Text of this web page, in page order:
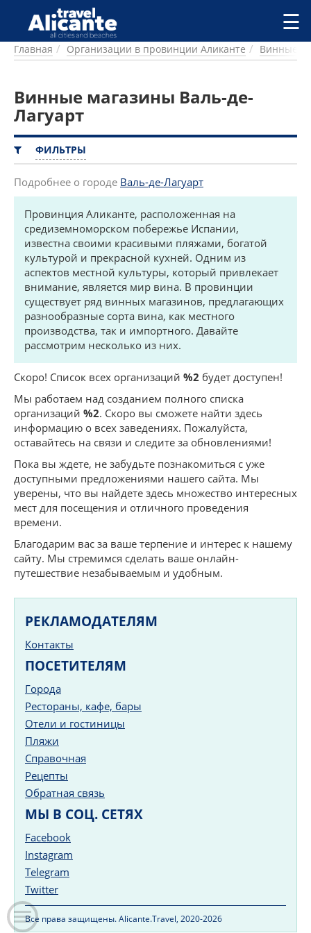
Перейти к основному содержанию
ГОРОДА
ПИТАНИЕ
ПРОЖИВАНИЕ
ПЛЯЖИ
ДОСТОПРИМЕЧАТЕЛЬНОСТИ
КЕМПИНГ
КОМАРКИ (РАЙОНЫ)
РЕЦЕПТЫ
ПРЕДЛОЖЕНИЯ
СТАТЬИ
УСЛУГИ
☰
Главная Организации в провинции Аликанте Винные
Винные магазины Валь-де-
Лагуарт
ФИЛЬТРЫ
Подробнее о городе Валь-де-Лагуарт
Провинция Аликанте, расположенная на
средиземноморском побережье Испании,
известна своими красивыми пляжами, богатой
культурой и прекрасной кухней. Одним из
аспектов местной культуры, который привлекает
внимание, является мир вина. В провинции
существует ряд винных магазинов, предлагающих
разнообразные сорта вина, как местного
производства, так и импортного. Давайте
рассмотрим несколько из них.
Скоро! Список всех организаций %2 будет доступен!
Мы работаем над созданием полного списка
организаций %2. Скоро вы сможете найти здесь
информацию о всех заведениях. Пожалуйста,
оставайтесь на связи и следите за обновлениями!
Пока вы ждете, не забудьте познакомиться с уже
доступными предложениями нашего сайта. Мы
уверены, что вы найдете здесь множество интересных
мест для посещения и отличного проведения
времени.
Благодарим вас за ваше терпение и интерес к нашему
сайту. Мы стремимся сделать ваше онлайн-
путешествие незабываемым и удобным.
РЕКЛАМОДАТЕЛЯМ
Контакты
ПОСЕТИТЕЛЯМ
Города
Рестораны, кафе, бары
Отели и гостиницы
Пляжи
Справочная
Рецепты
Обратная связь
МЫ В СОЦ. СЕТЯХ
Facebook
Instagram
Telegram
Twitter
Все права защищены. Alicante.Travel, 2020-2026